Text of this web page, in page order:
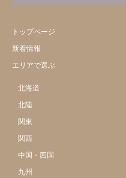
トップページ
新着情報
エリアで選ぶ
北海道
北陸
関東
関西
中国・四国
九州